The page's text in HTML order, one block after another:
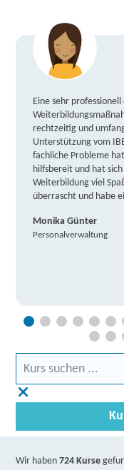
Eine sehr
rechtzeitig und
Unterstützung vom
fachliche Probleme
hilfsbereit und hat
Weiterbildung viel
überrascht und habe
Monika Günter
Personalverwaltung
Wir haben724 Kurse